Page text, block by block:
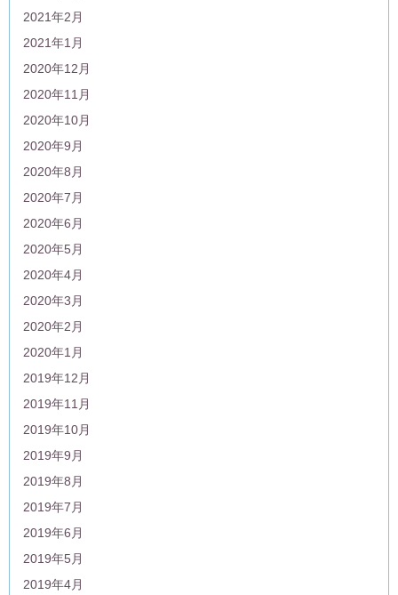
2021年2月
2021年1月
2020年12月
2020年11月
2020年10月
2020年9月
2020年8月
2020年7月
2020年6月
2020年5月
2020年4月
2020年3月
2020年2月
2020年1月
2019年12月
2019年11月
2019年10月
2019年9月
2019年8月
2019年7月
2019年6月
2019年5月
2019年4月